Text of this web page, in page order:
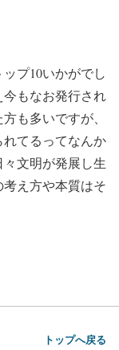
プ10いかがでし
もなお発行され
も多いですが、
てるってなんか
文明が発展し生
え方や本質はそ
トップへ戻る